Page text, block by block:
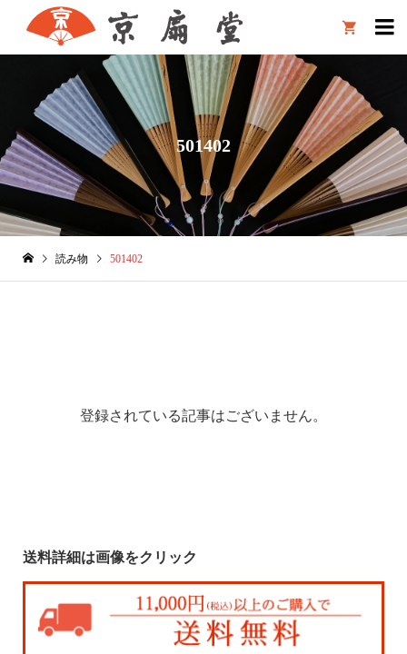

501402
読み物 501402
登録されている記事はございません。
送料詳細は画像をクリック